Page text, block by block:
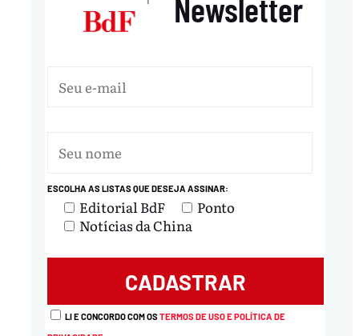
Newsletter
ESCOLHA AS LISTAS QUE DESEJA ASSINAR:
Editorial BdF
Ponto
Notícias da China
LI E CONCORDO COM OSTERMOS DE USO E POLÍTICA DE